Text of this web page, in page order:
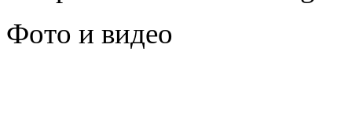
Фото и видео